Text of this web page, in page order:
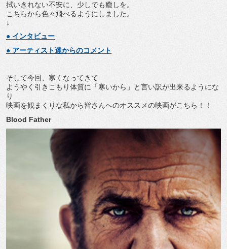
拭いきれない不安に、少しでも癒しを。
こちらから色々飛べるようにしました。
↓
● インタビュー
● アーティスト達からのコメント
そして今回、寒くなってきて
ようやく引きこもり体質に「寒いから」と言い訳が出来るようにな
り
映画を観まくりな私から皆さんへのオススメの映画がこちら！！
Blood Father